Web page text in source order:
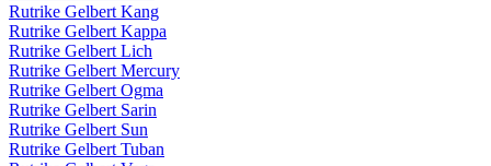
Rutrike Gelbert Kang
Rutrike Gelbert Kappa
Rutrike Gelbert Lich
Rutrike Gelbert Mercury
Rutrike Gelbert Ogma
Rutrike Gelbert Sarin
Rutrike Gelbert Sun
Rutrike Gelbert Tuban